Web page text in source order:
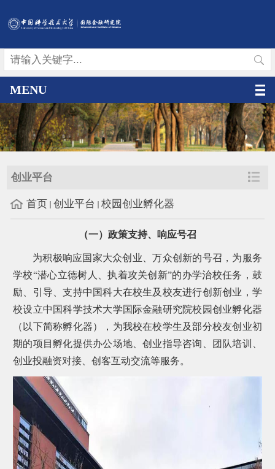
MENU
创业平台
首页 创业平台 校园创业孵化器
（一）政策支持、响应号召
为积极响应国家大众创业、万众创新的号召，为服务
学校“潜心立德树人、执着攻关创新”的办学治校任务，鼓
励、引导、支持中国科大在校生及校友进行创新创业，学
校设立中国科学技术大学国际金融研究院校园创业孵化器
（以下简称孵化器），为我校在校学生及部分校友创业初
期的项目孵化提供办公场地、创业指导咨询、团队培训、
创业投融资对接、创客互动交流等服务。